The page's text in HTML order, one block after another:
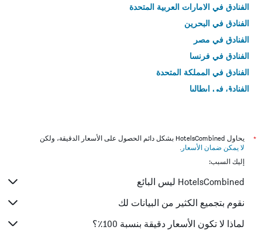
الفنادق في الامارات العربية المتحدة
الفنادق في البحرين
الفنادق في مصر
الفنادق في فرنسا
الفنادق في المملكة المتحدة
الفنادق في إيطاليا
*
يحاول HotelsCombined بشكل دائم الحصول على الأسعار الدقيقة، ولكن
لا يمكن ضمان الأسعار .
إليك السبب:
HotelsCombined ليس البائع
نقوم بتجميع الكثير من البيانات لك
لماذا لا تكون الأسعار دقيقة بنسبة 100٪؟